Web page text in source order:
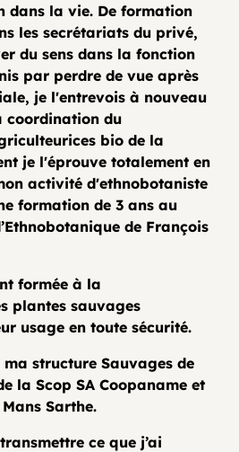
dans la vie. De formation
les secrétariats du privé,
du sens dans la fonction
par perdre de vue après
je l'entrevois à nouveau
coordination du
bio de la
je l'éprouve totalement en
activité d'ethnobotaniste
formation de 3 ans au
de François
formée à la
plantes sauvages
usage en toute sécurité.
ma structure Sauvages de
la Scop SA Coopaname et
Sarthe.
ce que j’ai